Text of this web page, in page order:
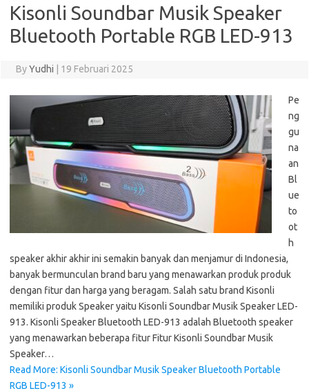
Kisonli Soundbar Musik Speaker
Bluetooth Portable RGB LED-913
ByYudhi 19 Februari 2025
Pe
ng
gu
na
an
Bl
ue
to
ot
h
speaker akhir akhir ini semakin banyak dan menjamur di Indonesia,
banyak bermunculan brand baru yang menawarkan produk produk
dengan fitur dan harga yang beragam. Salah satu brand Kisonli
memiliki produk Speaker yaitu Kisonli Soundbar Musik Speaker LED-
913. Kisonli Speaker Bluetooth LED-913 adalah Bluetooth speaker
yang menawarkan beberapa fitur Fitur Kisonli Soundbar Musik
Speaker…
Read More: Kisonli Soundbar Musik Speaker Bluetooth Portable
RGB LED-913 »